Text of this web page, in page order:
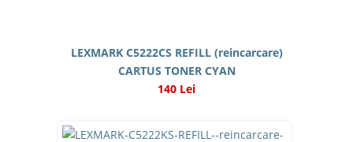
LEXMARK C5222CS REFILL (reincarcare)
CARTUS TONER CYAN
140 Lei